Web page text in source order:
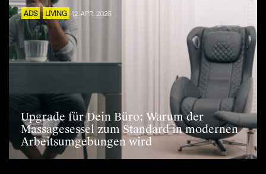
ADS LIVING 12. APR. 2026
Upgrade für Dein Büro: Warum der
Massagesessel zum Standard in modernen
Arbeitsumgebungen wird